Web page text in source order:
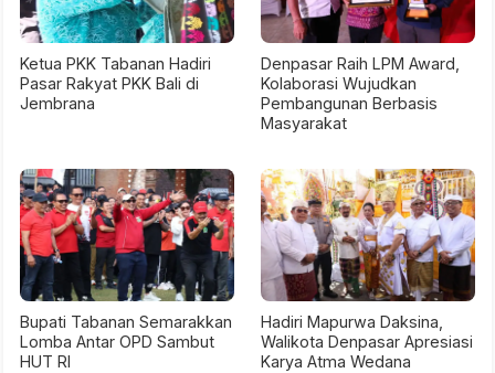
Ketua PKK Tabanan Hadiri
Pasar Rakyat PKK Bali di
Jembrana
Denpasar Raih LPM Award,
Kolaborasi Wujudkan
Pembangunan Berbasis
Masyarakat
Bupati Tabanan Semarakkan
Lomba Antar OPD Sambut
HUT RI
Hadiri Mapurwa Daksina,
Walikota Denpasar Apresiasi
Karya Atma Wedana